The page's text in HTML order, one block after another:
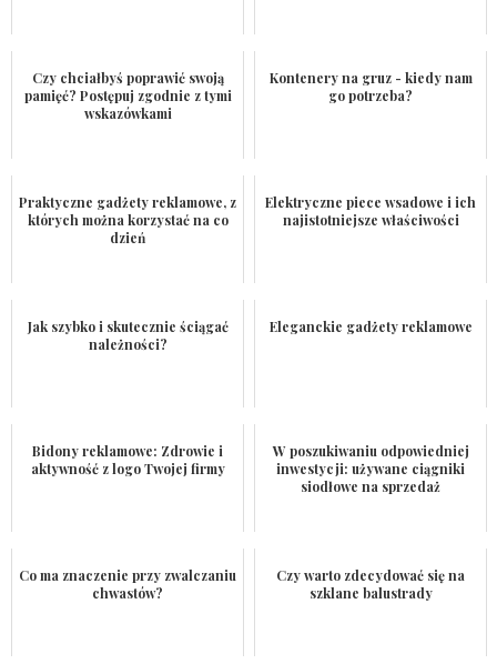
Czy chciałbyś poprawić swoją
pamięć? Postępuj zgodnie z tymi
wskazówkami
Kontenery na gruz - kiedy nam
go potrzeba?
Praktyczne gadżety reklamowe, z
których można korzystać na co
dzień
Elektryczne piece wsadowe i ich
najistotniejsze właściwości
Jak szybko i skutecznie ściągać
należności?
Eleganckie gadżety reklamowe
Bidony reklamowe: Zdrowie i
aktywność z logo Twojej firmy
W poszukiwaniu odpowiedniej
inwestycji: używane ciągniki
siodłowe na sprzedaż
Co ma znaczenie przy zwalczaniu
chwastów?
Czy warto zdecydować się na
szklane balustrady